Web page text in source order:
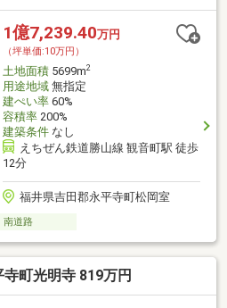
1億7,239.40万円
（坪単価:10万円）
土地面積5699m2
用途地域無指定
建ぺい率60%
容積率200%
建築条件なし
えちぜん鉄道勝山線 観音町駅 徒歩
12分
福井県吉田郡永平寺町松岡室
南道路
町光明寺 819万円